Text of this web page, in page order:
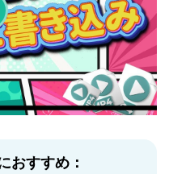
おすすめ：